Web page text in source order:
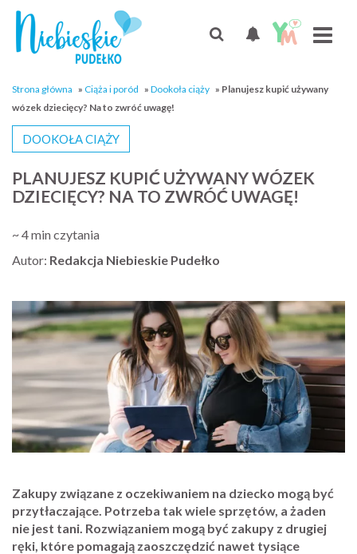
Strona główna » Ciąża i poród » Dookoła ciąży » Planujesz kupić używany
wózek dziecięcy? Na to zwróć uwagę!
PLANUJESZ KUPIĆ UŻYWANY WÓZEK
DZIECIĘCY? NA TO ZWRÓĆ UWAGĘ!
DOOKOŁA CIĄŻY
~ 4 min czytania
Autor: Redakcja Niebieskie Pudełko
Zakupy związane z oczekiwaniem na dziecko mogą być
przytłaczające. Potrzeba tak wiele sprzętów, a żaden
nie jest tani. Rozwiązaniem mogą być zakupy z drugiej
ręki, które pomagają zaoszczędzić nawet tysiące